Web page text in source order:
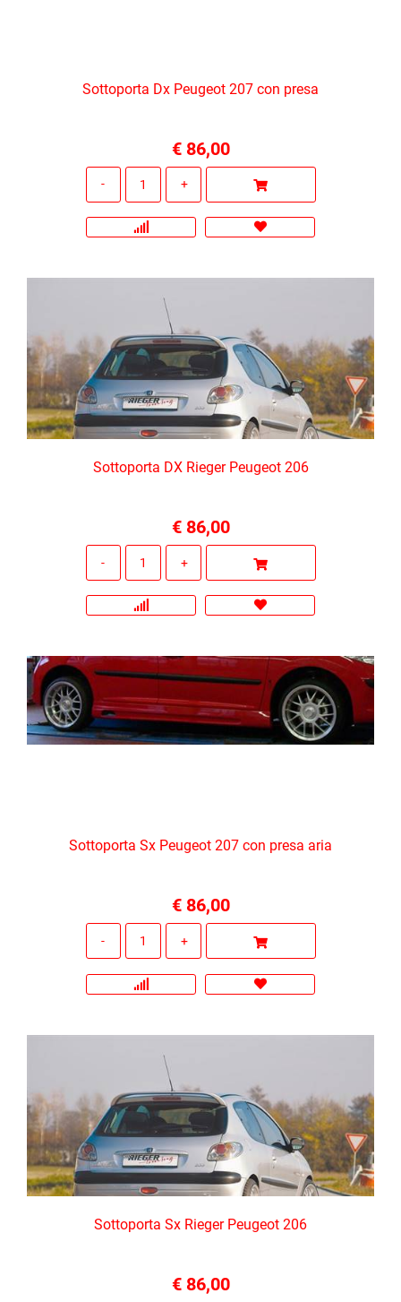
Sottoporta Dx Peugeot 207 con presa
€ 86,00
Sottoporta DX Rieger Peugeot 206
€ 86,00
Sottoporta Sx Peugeot 207 con presa aria
€ 86,00
Sottoporta Sx Rieger Peugeot 206
€ 86,00